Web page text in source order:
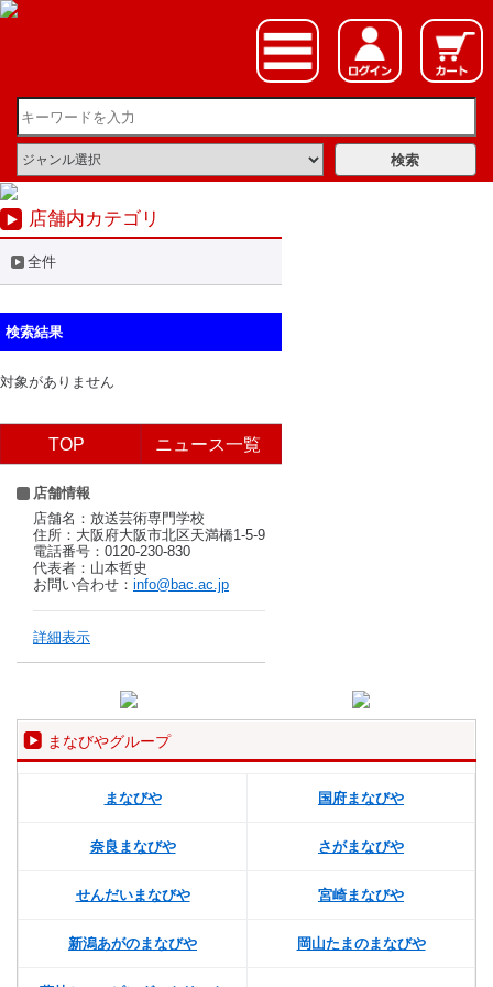
店舗内カテゴリ
全件
検索結果
対象がありません
TOP ニュース一覧
店舗情報
店舗名：放送芸術専門学校
住所：大阪府大阪市北区天満橋1-5-9
電話番号：0120-230-830
代表者：山本哲史
お問い合わせ： info@bac.ac.jp
詳細表示
まなびやグループ
まなびや 国府まなびや
奈良まなびや さがまなびや
せんだいまなびや 宮崎まなびや
新潟あがのまなびや 岡山たまのまなびや